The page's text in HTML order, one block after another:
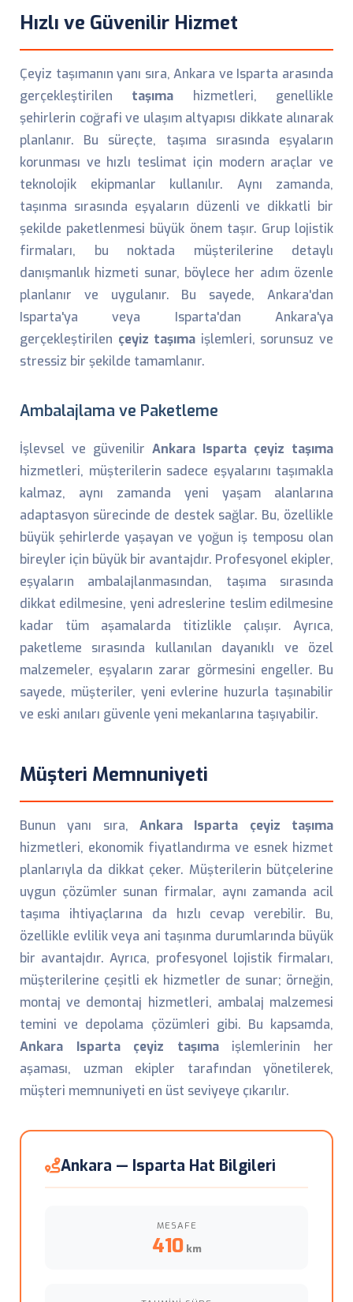
Hızlı ve Güvenilir Hizmet
Çeyiz taşımanın yanı sıra, Ankara ve Isparta arasında
gerçekleştirilen taşıma hizmetleri, genellikle
şehirlerin coğrafi ve ulaşım altyapısı dikkate alınarak
planlanır. Bu süreçte, taşıma sırasında eşyaların
korunması ve hızlı teslimat için modern araçlar ve
teknolojik ekipmanlar kullanılır. Aynı zamanda,
taşınma sırasında eşyaların düzenli ve dikkatli bir
şekilde paketlenmesi büyük önem taşır. Grup lojistik
firmaları, bu noktada müşterilerine detaylı
danışmanlık hizmeti sunar, böylece her adım özenle
planlanır ve uygulanır. Bu sayede, Ankara'dan
Isparta'ya veya Isparta'dan Ankara'ya
gerçekleştirilen çeyiz taşıma işlemleri, sorunsuz ve
stressiz bir şekilde tamamlanır.
Ambalajlama ve Paketleme
İşlevsel ve güvenilir Ankara Isparta çeyiz taşıma
hizmetleri, müşterilerin sadece eşyalarını taşımakla
kalmaz, aynı zamanda yeni yaşam alanlarına
adaptasyon sürecinde de destek sağlar. Bu, özellikle
büyük şehirlerde yaşayan ve yoğun iş temposu olan
bireyler için büyük bir avantajdır. Profesyonel ekipler,
eşyaların ambalajlanmasından, taşıma sırasında
dikkat edilmesine, yeni adreslerine teslim edilmesine
kadar tüm aşamalarda titizlikle çalışır. Ayrıca,
paketleme sırasında kullanılan dayanıklı ve özel
malzemeler, eşyaların zarar görmesini engeller. Bu
sayede, müşteriler, yeni evlerine huzurla taşınabilir
ve eski anıları güvenle yeni mekanlarına taşıyabilir.
Müşteri Memnuniyeti
Bunun yanı sıra, Ankara Isparta çeyiz taşıma
hizmetleri, ekonomik fiyatlandırma ve esnek hizmet
planlarıyla da dikkat çeker. Müşterilerin bütçelerine
uygun çözümler sunan firmalar, aynı zamanda acil
taşıma ihtiyaçlarına da hızlı cevap verebilir. Bu,
özellikle evlilik veya ani taşınma durumlarında büyük
bir avantajdır. Ayrıca, profesyonel lojistik firmaları,
müşterilerine çeşitli ek hizmetler de sunar; örneğin,
montaj ve demontaj hizmetleri, ambalaj malzemesi
temini ve depolama çözümleri gibi. Bu kapsamda,
Ankara Isparta çeyiz taşımaişlemlerinin her
aşaması, uzman ekipler tarafından yönetilerek,
müşteri memnuniyeti en üst seviyeye çıkarılır.
Ankara — Isparta Hat Bilgileri
MESAFE
410 km